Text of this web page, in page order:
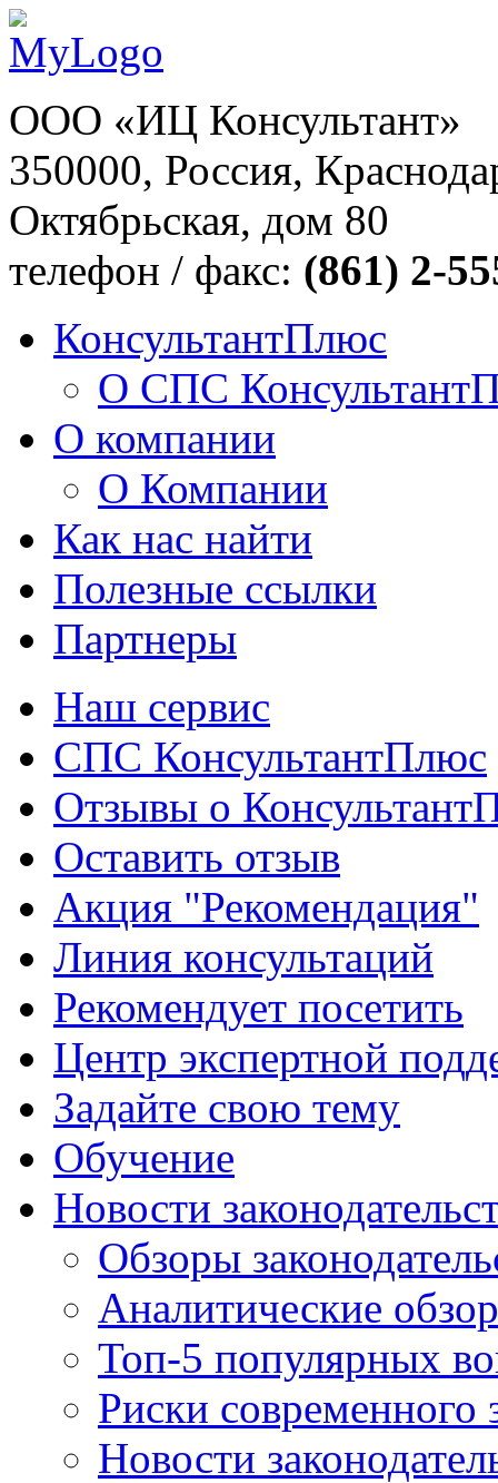
ООО «ИЦ Консультант»
350000, Россия,
Октябрьская, дом 80
телефон / факс: (861) 2-
КонсультантПлюс
О СПС
О компании
О Компании
Как нас найти
Полезные ссылки
Партнеры
Наш сервис
СПС КонсультантПлюс
Отзывы о
Оставить отзыв
Акция "Рекомендация"
Линия консультаций
Рекомендует посетить
Центр экспертной
Задайте свою тему
Обучение
Новости
Обзоры
Аналитические
Топ-5 популярных
Риски современного
Новости